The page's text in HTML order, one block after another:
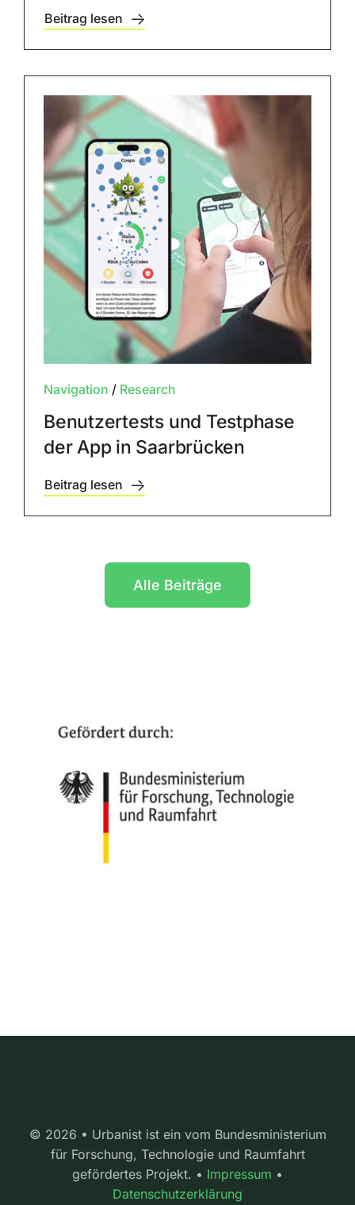
Beitrag lesen
Navigation / Research
Benutzertests und Testphase
der App in Saarbrücken
Beitrag lesen
Alle Beiträge
© 2026 • Urbanist ist ein vom Bundesministerium
für Forschung, Technologie und Raumfahrt
gefördertes Projekt. • Impressum •
Datenschutzerklärung